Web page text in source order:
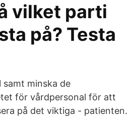
vilket parti
på? Testa
samt minska de
för vårdpersonal för att
på det viktiga - patienten.